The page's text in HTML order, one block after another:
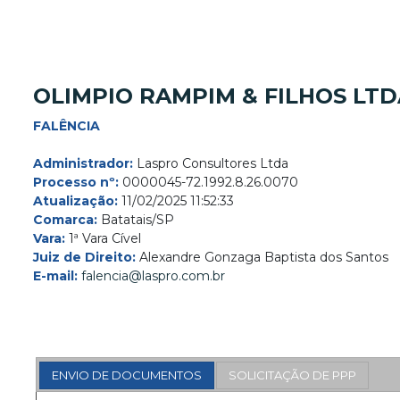
OLIMPIO RAMPIM & FILHOS
FALÊNCIA
Administrador: Laspro Consultores Ltda
Processo nº: 0000045-72.1992.8.26.0070
Atualização: 11/02/2025 11:52:33
Comarca: Batatais/SP
Vara: 1ª Vara Cível
Juiz de Direito: Alexandre Gonzaga Baptista dos Santos
E-mail: falencia@laspro.com.br
ENVIO DE DOCUMENTOS SOLICITAÇÃO DE PPP